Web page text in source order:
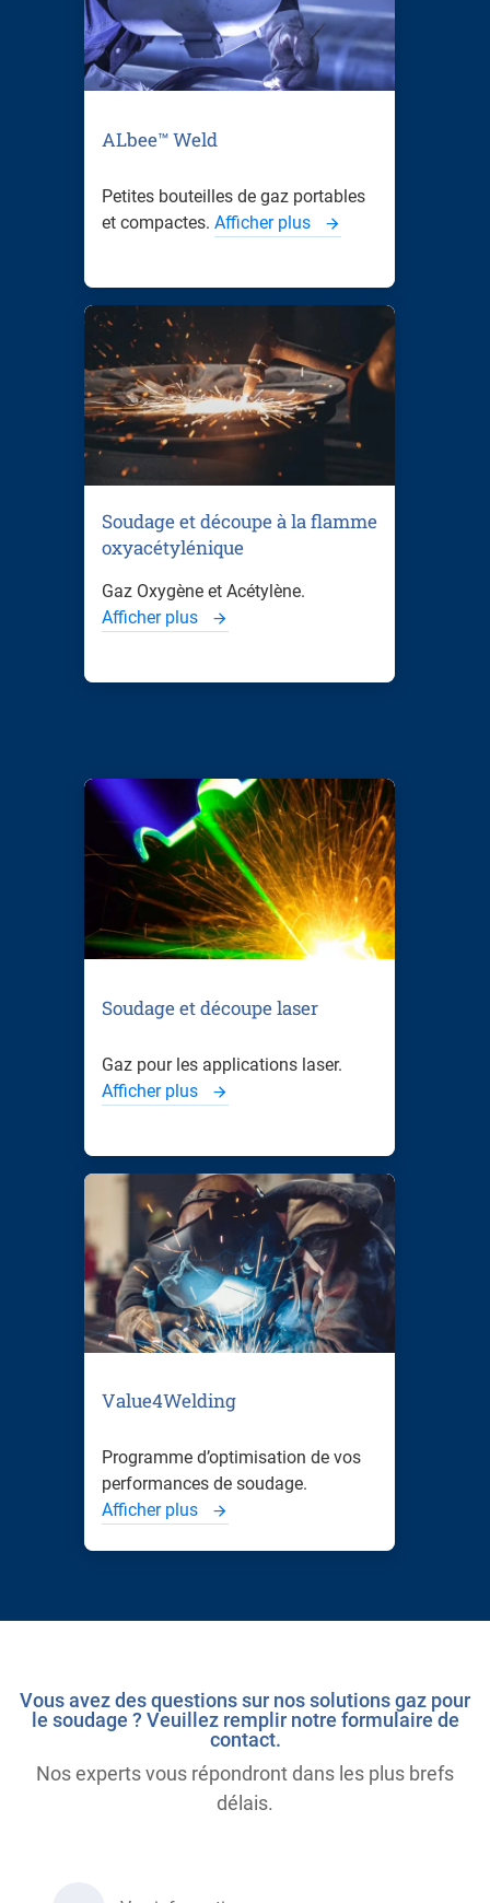
ALbee™ Weld
Petites bouteilles de gaz portables
et compactes. Afficher plus
Soudage et découpe à la flamme
oxyacétylénique
Gaz Oxygène et Acétylène.
Afficher plus
Soudage et découpe laser
Gaz pour les applications laser.
Afficher plus
Value4Welding
Programme d’optimisation de vos
performances de soudage.
Afficher plus
Vous avez des questions sur nos solutions gaz pour
le soudage ? Veuillez remplir notre formulaire de
contact.
Nos experts vous répondront dans les plus brefs
délais.